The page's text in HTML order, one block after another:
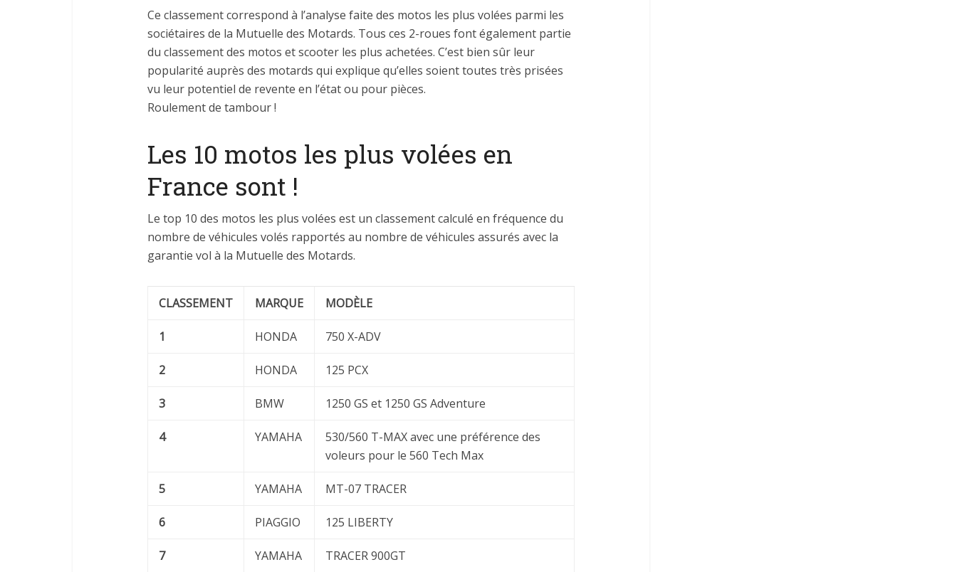
Ce classement correspond à l’analyse faite des motos les plus volées parmi les
sociétaires de la Mutuelle des Motards. Tous ces 2-roues font également partie
du classement des motos et scooter les plus achetées. C’est bien sûr leur
popularité auprès des motards qui explique qu’elles soient toutes très prisées
vu leur potentiel de revente en l’état ou pour pièces.
Roulement de tambour !
Les 10 motos les plus volées en
France sont !
Le top 10 des motos les plus volées est un classement calculé en fréquence du
nombre de véhicules volés rapportés au nombre de véhicules assurés avec la
garantie vol à la Mutuelle des Motards.
CLASSEMENT MARQUE MODÈLE
1 HONDA 750 X-ADV
2 HONDA 125 PCX
3 BMW 1250 GS et 1250 GS Adventure
4 YAMAHA
530/560 T-MAX avec une préférence des
voleurs pour le 560 Tech Max
5 YAMAHA MT-07 TRACER
6 PIAGGIO 125 LIBERTY
7 YAMAHA TRACER 900GT